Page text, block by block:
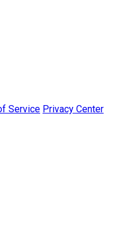
Service Privacy Center